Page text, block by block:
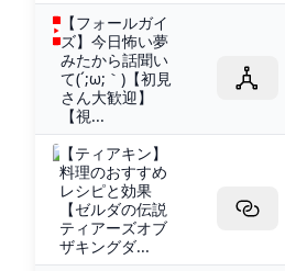
【フォールガイ
ズ】今日怖い夢
みたから話聞い
て(´;ω;｀)【初見
さん大歓迎】
【視...
【ティアキン】
料理のおすすめ
レシピと効果
【ゼルダの伝説
ティアーズオブ
ザキングダ...